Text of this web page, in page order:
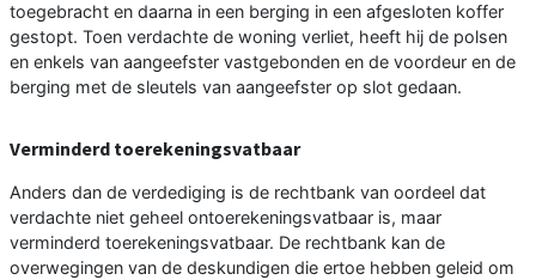
toegebracht en daarna in een berging in een afgesloten koffer
gestopt. Toen verdachte de woning verliet, heeft hij de polsen
en enkels van aangeefster vastgebonden en de voordeur en de
berging met de sleutels van aangeefster op slot gedaan.
Verminderd toerekeningsvatbaar
Anders dan de verdediging is de rechtbank van oordeel dat
verdachte niet geheel ontoerekeningsvatbaar is, maar
verminderd toerekeningsvatbaar. De rechtbank kan de
overwegingen van de deskundigen die ertoe hebben geleid om